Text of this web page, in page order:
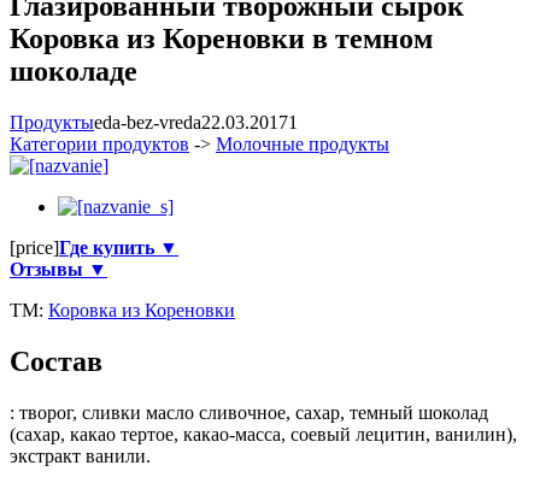
Коровка из Кореновки в темном
шоколаде
Продуктыeda-bez-vreda22.03.20171
Категории продуктов -> Молочные продукты
[price]Где купить ▼
Отзывы ▼
ТМ: Коровка из Кореновки
Состав
: творог, сливки масло сливочное, сахар, темный шоколад
(сахар, какао тертое, какао-масса, соевый лецитин, ванилин),
экстракт ванили.